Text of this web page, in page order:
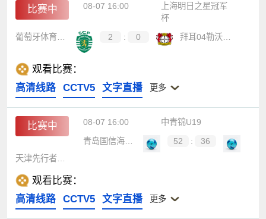
比赛中 08-07 16:00
上海明日之星冠军
杯
2 : 0
观看比赛：
高清线路
CCTV5 文字直播 更多
比赛中 08-07 16:00
中青锦U19
青岛国信海天U19
52 :
36
观看比赛：
高清线路
CCTV5 文字直播 更多